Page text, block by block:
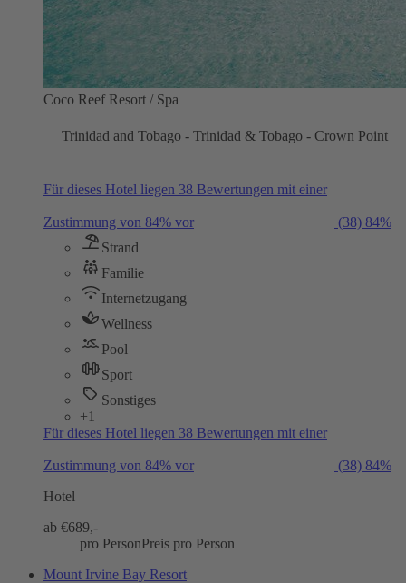
Coco Reef Resort / Spa
Trinidad and Tobago - Trinidad & Tobago - Crown Point
Für dieses Hotel liegen 38 Bewertungen mit einer
Zustimmung von 84% vor (38) 84%
Strand
Familie
Internetzugang
Wellness
Pool
Sport
Sonstiges
+1
Für dieses Hotel liegen 38 Bewertungen mit einer
Zustimmung von 84% vor (38) 84%
Hotel
ab €689,-
pro PersonPreis pro Person
Mount Irvine Bay Resort